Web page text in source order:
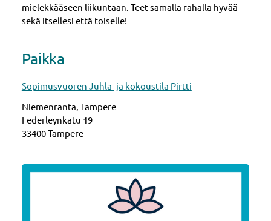
mielekkääseen liikuntaan. Teet samalla rahalla hyvää
sekä itsellesi että toiselle!
Paikka
Sopimusvuoren Juhla- ja kokoustila Pirtti
Niemenranta, Tampere
Federleynkatu 19
33400 Tampere